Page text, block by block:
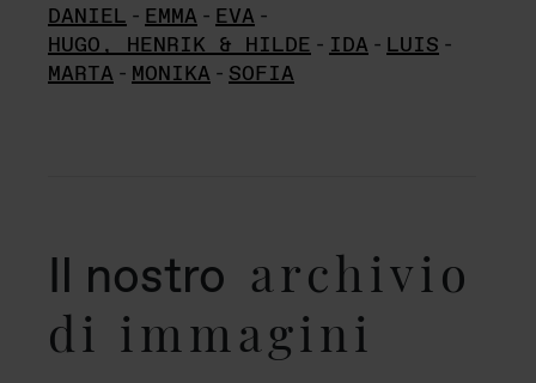
DANIEL - EMMA - EVA -
HUGO, HENRIK & HILDE - IDA - LUIS -
MARTA - MONIKA - SOFIA
Il nostro archivio
di immagini